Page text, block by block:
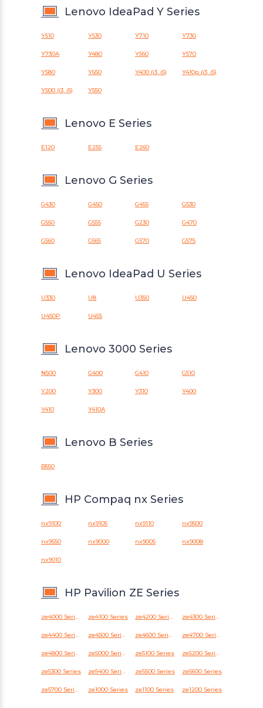
Lenovo IdeaPad Y Series
Y510 Y530 Y710 Y730
Y730A Y480 Y560 Y570
Y580 Y650 Y400 (i3, i5) Y410p (i3, i5)
Y500 (i3, i5) Y550
Lenovo E Series
E120 E255 E260
Lenovo G Series
G430 G450 G455 G530
G550 G555 G230 G470
G560 G565 G570 G575
Lenovo IdeaPad U Series
U330 U8 U350 U450
U450P U455
Lenovo 3000 Series
N500 G400 G410 G510
Y200 Y300 Y310 Y400
Y410 Y410A
Lenovo B Series
B550
HP Compaq nx Series
nx9100 nx9105 nx9110 nx9500
nx9550 nx9000 nx9005 nx9008
nx9010
HP Pavilion ZE Series
ze4000 Series ze4100 Series ze4200 Series ze4300 Series
ze4400 Series ze4500 Series ze4600 Series ze4700 Series
ze4800 Series ze5000 Series ze5100 Series ze5200 Series
ze5300 Series ze5400 Series ze5500 Series ze5600 Series
ze5700 Series ze1000 Series ze1100 Series ze1200 Series